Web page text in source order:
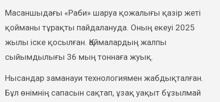
Масаншыдағы «Раби» шаруа қожалығы қазір жеті
қойманы тұрақты пайдалануда. Оның екеуі 2025
жылы іске қосылған. Қоймалардың жалпы
сыйымдылығы 36 мың тоннаға жуық.
Нысандар заманауи технологиямен жабдықталған.
Бұл өнімнің сапасын сақтап, ұзақ уақыт бұзылмай